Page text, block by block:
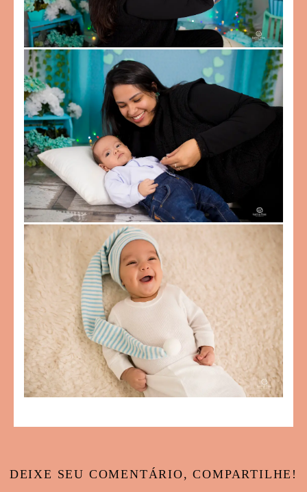
DEIXE SEU COMENTÁRIO, COMPARTILHE!